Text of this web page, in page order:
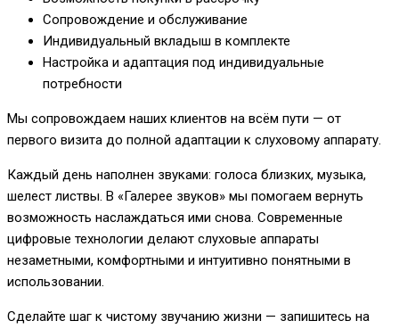
Сопровождение и обслуживание
Индивидуальный вкладыш в комплекте
Настройка и адаптация под индивидуальные
потребности
Мы сопровождаем наших клиентов на всём пути — от
первого визита до полной адаптации к слуховому аппарату.
Каждый день наполнен звуками: голоса близких, музыка,
шелест листвы. В «Галерее звуков» мы помогаем вернуть
возможность наслаждаться ими снова. Современные
цифровые технологии делают слуховые аппараты
незаметными, комфортными и интуитивно понятными в
использовании.
Сделайте шаг к чистому звучанию жизни — запишитесь на